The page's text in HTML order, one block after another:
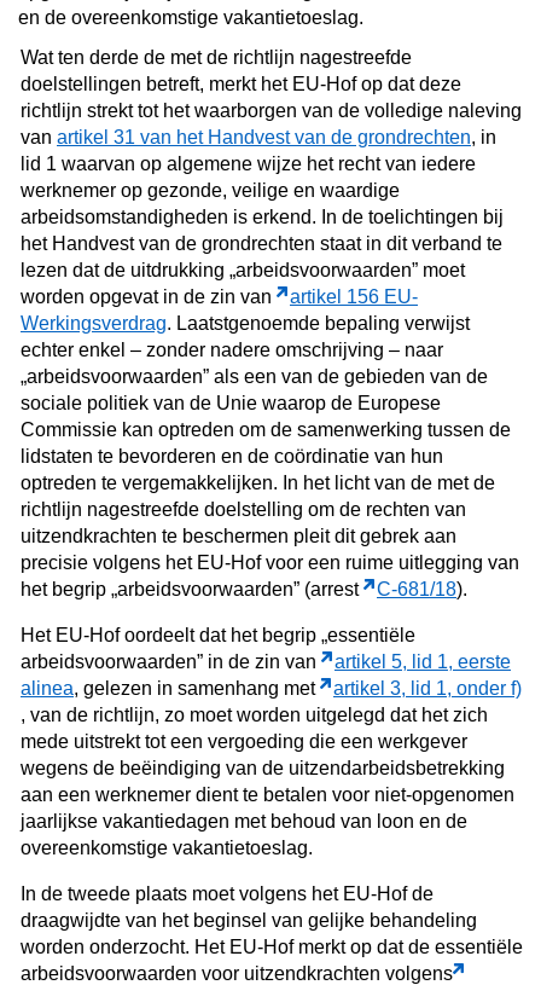
en de overeenkomstige vakantietoeslag.
Wat ten derde de met de richtlijn nagestreefde
doelstellingen betreft, merkt het EU-Hof op dat deze
richtlijn strekt tot het waarborgen van de volledige naleving
van artikel 31 van het Handvest van de grondrechten, in
lid 1 waarvan op algemene wijze het recht van iedere
werknemer op gezonde, veilige en waardige
arbeidsomstandigheden is erkend. In de toelichtingen bij
het Handvest van de grondrechten staat in dit verband te
lezen dat de uitdrukking „arbeidsvoorwaarden” moet
worden opgevat in de zin van
artikel 156 EU-
Werkingsverdrag. Laatstgenoemde bepaling verwijst
echter enkel – zonder nadere omschrijving – naar
„arbeidsvoorwaarden” als een van de gebieden van de
sociale politiek van de Unie waarop de Europese
Commissie kan optreden om de samenwerking tussen de
lidstaten te bevorderen en de coördinatie van hun
optreden te vergemakkelijken. In het licht van de met de
richtlijn nagestreefde doelstelling om de rechten van
uitzendkrachten te beschermen pleit dit gebrek aan
precisie volgens het EU-Hof voor een ruime uitlegging van
het begrip „arbeidsvoorwaarden” (arrest
C‑681/18).
Het EU-Hof oordeelt dat het begrip „essentiële
arbeidsvoorwaarden” in de zin van
artikel 5, lid 1, eerste
alinea, gelezen in samenhang met
artikel 3, lid 1, onder f)
, van de richtlijn, zo moet worden uitgelegd dat het zich
mede uitstrekt tot een vergoeding die een werkgever
wegens de beëindiging van de uitzendarbeidsbetrekking
aan een werknemer dient te betalen voor niet-opgenomen
jaarlijkse vakantiedagen met behoud van loon en de
overeenkomstige vakantietoeslag.
In de tweede plaats moet volgens het EU-Hof de
draagwijdte van het beginsel van gelijke behandeling
worden onderzocht. Het EU-Hof merkt op dat de essentiële
arbeidsvoorwaarden voor uitzendkrachten volgens